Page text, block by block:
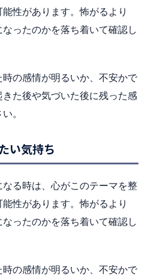
性があります。怖がるより
ったのかを落ち着いて確認し
の感情が明るいか、不安かで
た後や気づいた後に残った感
。
い気持ち
る時は、心がこのテーマを整
性があります。怖がるより
ったのかを落ち着いて確認し
の感情が明るいか、不安かで